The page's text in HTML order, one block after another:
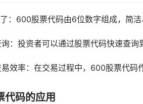
：600股票代码由6位数字组成，简洁
：投资者可以通过股票代码快速查询
效率：在交易过程中，600股票代码
码的应用